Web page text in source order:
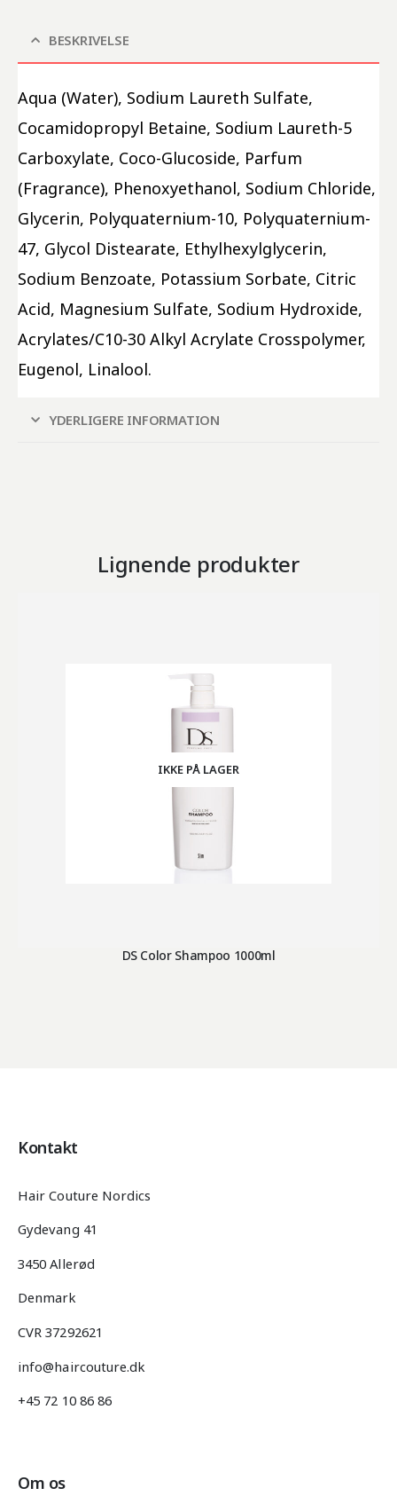
BESKRIVELSE
Aqua (Water), Sodium Laureth Sulfate,
Cocamidopropyl Betaine, Sodium Laureth-5
Carboxylate, Coco-Glucoside, Parfum
(Fragrance), Phenoxyethanol, Sodium Chloride,
Glycerin, Polyquaternium-10, Polyquaternium-
47, Glycol Distearate, Ethylhexylglycerin,
Sodium Benzoate, Potassium Sorbate, Citric
Acid, Magnesium Sulfate, Sodium Hydroxide,
Acrylates/C10-30 Alkyl Acrylate Crosspolymer,
Eugenol, Linalool.
YDERLIGERE INFORMATION
Lignende produkter
IKKE PÅ LAGER
DS Color Shampoo 1000ml
Kontakt
Hair Couture Nordics
Gydevang 41
3450 Allerød
Denmark
CVR 37292621
info@haircouture.dk
+45 72 10 86 86
Om os